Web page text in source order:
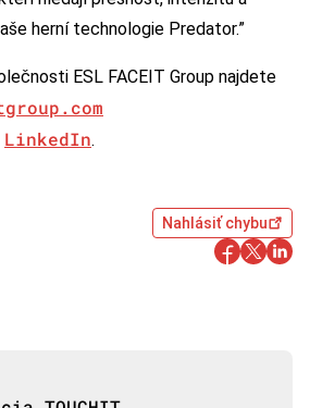
herní technologie Predator.”
ESL FACEIT Group najdete
LinkedIn.
Nahlásiť chybu